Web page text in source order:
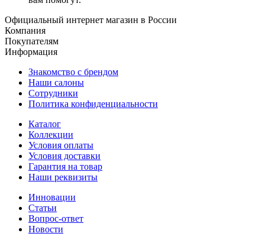
Официальный интернет магазин в России
Компания
Покупателям
Информация
Знакомство с брендом
Наши салоны
Сотрудники
Политика конфиденциальности
Каталог
Коллекции
Условия оплаты
Условия доставки
Гарантия на товар
Наши реквизиты
Инновации
Статьи
Вопрос-ответ
Новости